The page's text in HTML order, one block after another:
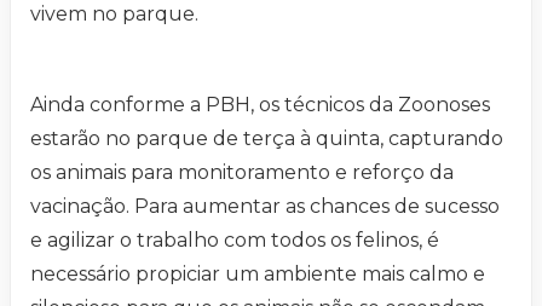
vivem no parque.
Ainda conforme a PBH, os técnicos da Zoonoses
estarão no parque de terça à quinta, capturando
os animais para monitoramento e reforço da
vacinação. Para aumentar as chances de sucesso
e agilizar o trabalho com todos os felinos, é
necessário propiciar um ambiente mais calmo e